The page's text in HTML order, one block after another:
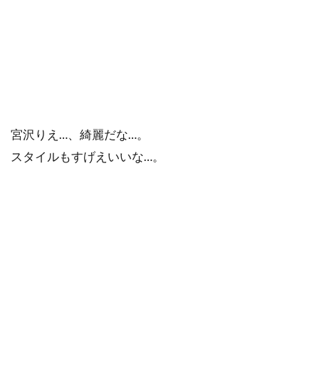
宮沢りえ…、綺麗だな…。
スタイルもすげえいいな…。